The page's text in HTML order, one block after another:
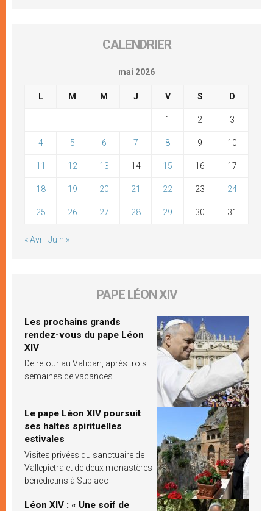
CALENDRIER
mai 2026
L M M J V S D
1 2 3
4 5 6 7 8 9 10
11 12 13 14 15 16 17
18 19 20 21 22 23 24
25 26 27 28 29 30 31
« Avr Juin »
PAPE LÉON XIV
Les prochains grands
rendez-vous du pape Léon
XIV
De retour au Vatican, après trois
semaines de vacances
Le pape Léon XIV poursuit
ses haltes spirituelles
estivales
Visites privées du sanctuaire de
Vallepietra et de deux monastères
bénédictins à Subiaco
Léon XIV : « Une soif de